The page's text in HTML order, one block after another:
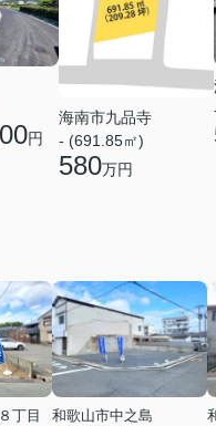
円
海南市九品寺
- (691.85㎡)
580万円
丁目
和歌山市中之島